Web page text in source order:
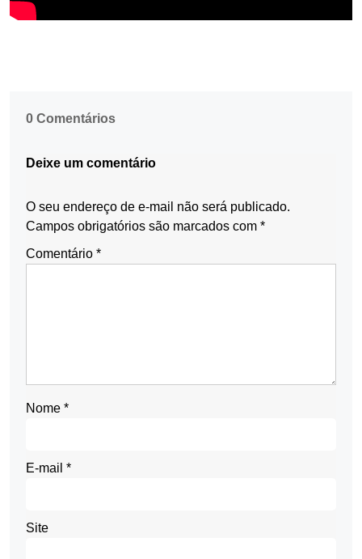
0 Comentários
Deixe um comentário
O seu endereço de e-mail não será publicado.
Campos obrigatórios são marcados com *
Comentário *
Nome *
E-mail *
Site